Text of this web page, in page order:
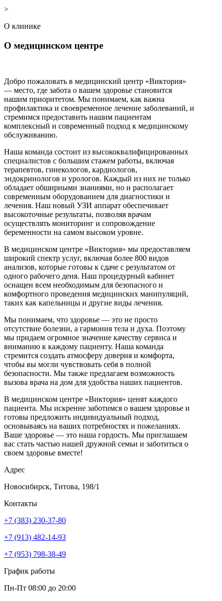
>
О клинике
О медицинском центре
Добро пожаловать в медицинский центр «Виктория»
— место, где забота о вашем здоровье становится
нашим приоритетом. Мы понимаем, как важна
профилактика и своевременное лечение заболеваний, и
стремимся предоставить нашим пациентам
комплексный и современный подход к медицинскому
обслуживанию.
Наша команда состоит из высококвалифицированных
специалистов с большим стажем работы, включая
терапевтов, гинекологов, кардиологов,
эндокринологов и урологов. Каждый из них не только
обладает обширными знаниями, но и располагает
современным оборудованием для диагностики и
лечения. Наш новый УЗИ аппарат обеспечивает
высокоточные результаты, позволяя врачам
осуществлять мониторинг и сопровождение
беременности на самом высоком уровне.
В медицинском центре «Виктория» мы предоставляем
широкий спектр услуг, включая более 800 видов
анализов, которые готовы к сдаче с результатом от
одного рабочего деня. Наш процедурный кабинет
оснащен всем необходимым для безопасного и
комфортного проведения медицинских манипуляций,
таких как капельницы и другие виды лечения.
Мы понимаем, что здоровье — это не просто
отсутствие болезни, а гармония тела и духа. Поэтому
мы придаем огромное значение качеству сервиса и
вниманию к каждому пациенту. Наша команда
стремится создать атмосферу доверия и комфорта,
чтобы вы могли чувствовать себя в полной
безопасности. Мы также предлагаем возможность
вызова врача на дом для удобства наших пациентов.
В медицинском центре «Виктория» ценят каждого
пациента. Мы искренне заботимся о вашем здоровье и
готовы предложить индивидуальный подход,
основываясь на ваших потребностях и пожеланиях.
Ваше здоровье — это наша гордость. Мы приглашаем
вас стать частью нашей дружной семьи и заботиться о
своем здоровье вместе!
Адрес
Новосибирск, Титова, 198/1
Контакты
+7 (383) 230-37-80
+7 (913) 482-14-93
+7 (953) 798-38-49
График работы
Пн-Пт 08:00 до 20:00